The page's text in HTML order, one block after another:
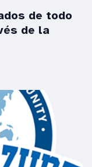
de todo
de la